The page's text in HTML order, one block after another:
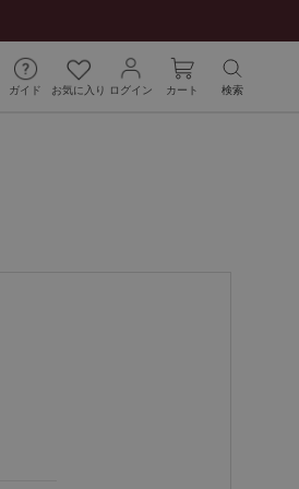
ガイド お気に入り ログイン カート 検索